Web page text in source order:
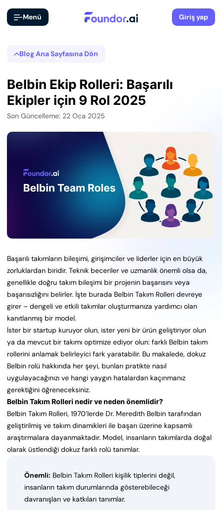
Menü Giriş yap
Blog Ana Sayfasına Dön
Belbin Ekip Rolleri: Başarılı
Ekipler için 9 Rol 2025
Son Güncelleme: 22 Oca 2025
Başarılı takımların bileşimi, girişimciler ve liderler için en büyük
zorluklardan biridir. Teknik beceriler ve uzmanlık önemli olsa da,
genellikle doğru takım bileşimi bir projenin başarısını veya
başarısızlığını belirler. İşte burada Belbin Takım Rolleri devreye
girer – dengeli ve etkili takımlar oluşturmanıza yardımcı olan
kanıtlanmış bir model.
İster bir startup kuruyor olun, ister yeni bir ürün geliştiriyor olun
ya da mevcut bir takımı optimize ediyor olun: farklı Belbin takım
rollerini anlamak belirleyici fark yaratabilir. Bu makalede, dokuz
Belbin rolü hakkında her şeyi, bunları pratikte nasıl
uygulayacağınızı ve hangi yaygın hatalardan kaçınmanız
gerektiğini öğreneceksiniz.
Belbin Takım Rolleri nedir ve neden önemlidir?
Belbin Takım Rolleri, 1970’lerde Dr. Meredith Belbin tarafından
geliştirilmiş ve takım dinamikleri ile başarı üzerine kapsamlı
araştırmalara dayanmaktadır. Model, insanların takımlarda doğal
olarak üstlendiği dokuz farklı rolü tanımlar.
Önemli: Belbin Takım Rolleri kişilik tiplerini değil,
insanların takım durumlarında gösterebileceği
davranışları ve katkıları tanımlar.